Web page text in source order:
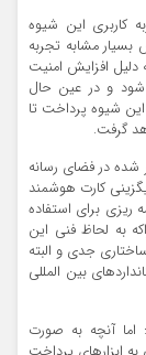
کاربری این شیوه
بسیار مشابه تجربه
دلیل افزایش امنیت
شود و در عین حال
شیوه پرداخت تا
گرفت.
شده در فضای رسانه
کارت هوشمند
ریزی برای استفاده
به لحاظ فنی این
جدی و البته
بین المللی
اما آنچه به صورت